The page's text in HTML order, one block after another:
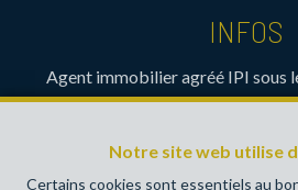
Notre site web utilise
Certains cookies sont essentiels au
INFOS
Agent immobilier agréé IPI sous
Belgique- Instance de contrôle:
(+32 2 505 38 50 -
déontologique de